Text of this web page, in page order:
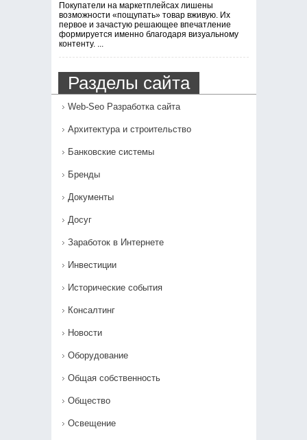
Покупатели на маркетплейсах лишены
возможности «пощупать» товар вживую. Их
первое и зачастую решающее впечатление
формируется именно благодаря визуальному
контенту. ...
Разделы сайта
Web-Seo Разработка сайта
Архитектура и строительство
Банковские системы
Бренды
Документы
Досуг
Заработок в Интернете
Инвестиции
Исторические события
Консалтинг
Новости
Оборудование
Общая собственность
Общество
Освещение